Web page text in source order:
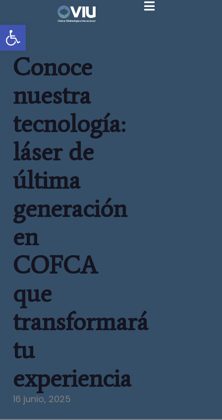
Abrir barra de herramientas
Conoce
nuestra
tecnología:
láser de
última
generación
en
COFCA
que
transformará
tu
experiencia
16 junio, 2025